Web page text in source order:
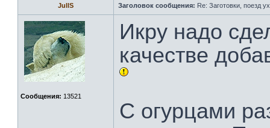
JullS Заголовок сообщения: Re: Заготовки, поезд
Сообщения: 13521
Икру надо
качестве
С огурцами